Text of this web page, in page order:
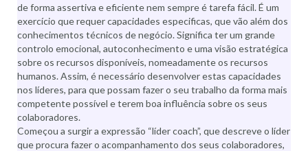
de forma assertiva e eficiente nem sempre é tarefa fácil. É um
exercício que requer capacidades especificas, que vão além dos
conhecimentos técnicos de negócio. Significa ter um grande
controlo emocional, autoconhecimento e uma visão estratégica
sobre os recursos disponíveis, nomeadamente os recursos
humanos. Assim, é necessário desenvolver estas capacidades
nos líderes, para que possam fazer o seu trabalho da forma mais
competente possível e terem boa influência sobre os seus
colaboradores.
Começou a surgir a expressão “líder coach”, que descreve o líder
que procura fazer o acompanhamento dos seus colaboradores,